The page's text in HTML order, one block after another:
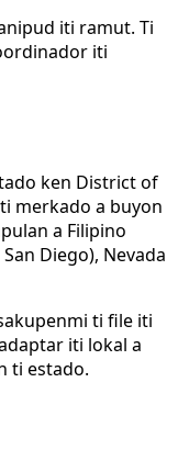
iti ramut. Ti
iti
ken District of
merkado a buyon
a Filipino
Diego), Nevada
ti file iti
iti lokal a
ti estado.